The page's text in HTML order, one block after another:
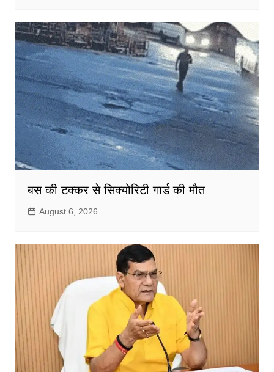
बस की टक्कर से सिक्योरिटी गार्ड की मौत
August 6, 2026